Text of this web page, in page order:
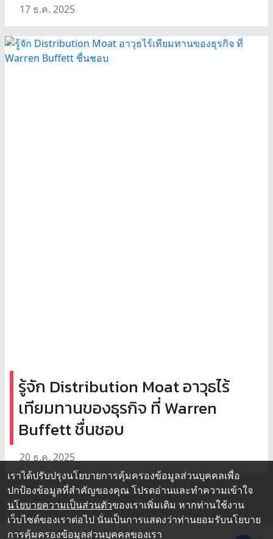
17 ธ.ค. 2025
รู้จัก Distribution Moat อาวุธไร้
เทียมทานของธุรกิจ ที่ Warren
Buffett ชื่นชอบ
20 ธ.ค. 2025
เราได้ปรับปรุงนโยบายการคุ้มครองข้อมูลส่วนบุคคลเพื่อ
ปกป้องข้อมูลที่สำคัญของคุณ โปรดอ่านและทำความเข้าใจ
นโยบายความเป็นส่วนตัวของเราเพิ่มเติม หากท่านใช้งาน
เว็บไซต์ของเราต่อไป นั่นเป็นการแสดงว่าท่านยอมรับนโยบาย
การคุ้มครองข้อมูลส่วนบุคคลของเรา